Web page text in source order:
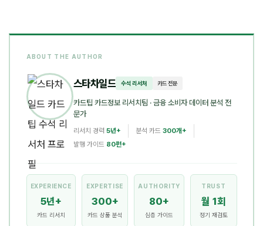
ABOUT THE AUTHOR
스타차일드 수석 리서처 카드 전문
카드팁 카드정보 리서치팀 · 금융 소비자 데이터 분석 전
문가
리서치 경력 5년+ 분석 카드 300개+
발행 가이드 80편+
EXPERIENCE
5년+
카드 리서치
EXPERTISE
300+
카드 상품 분석
AUTHORITY
80+
심층 가이드
TRUST
월 1회
정기 재검토